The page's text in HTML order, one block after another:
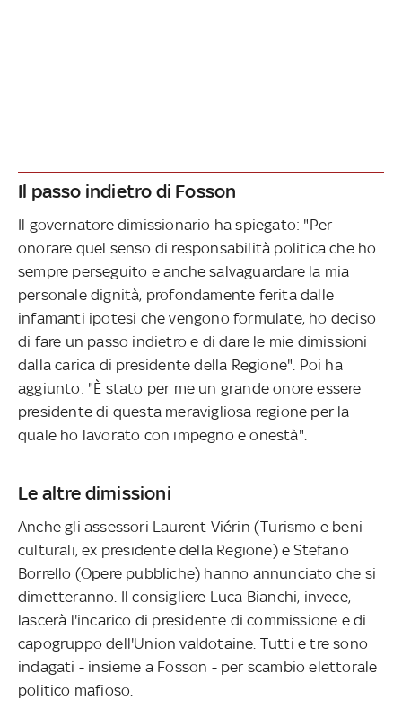
Il passo indietro di Fosson
Il governatore dimissionario ha spiegato: "Per
onorare quel senso di responsabilità politica che ho
sempre perseguito e anche salvaguardare la mia
personale dignità, profondamente ferita dalle
infamanti ipotesi che vengono formulate, ho deciso
di fare un passo indietro e di dare le mie dimissioni
dalla carica di presidente della Regione". Poi ha
aggiunto: "È stato per me un grande onore essere
presidente di questa meravigliosa regione per la
quale ho lavorato con impegno e onestà".
Le altre dimissioni
Anche gli assessori Laurent Viérin (Turismo e beni
culturali, ex presidente della Regione) e Stefano
Borrello (Opere pubbliche) hanno annunciato che si
dimetteranno. Il consigliere Luca Bianchi, invece,
lascerà l'incarico di presidente di commissione e di
capogruppo dell'Union valdotaine. Tutti e tre sono
indagati - insieme a Fosson - per scambio elettorale
politico mafioso.